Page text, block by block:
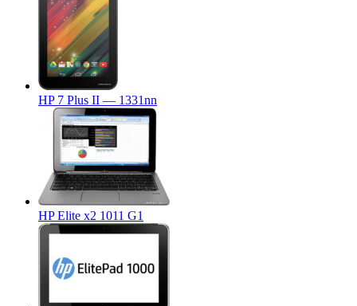
HP 7 Plus II — 1331nn
HP Elite x2 1011 G1